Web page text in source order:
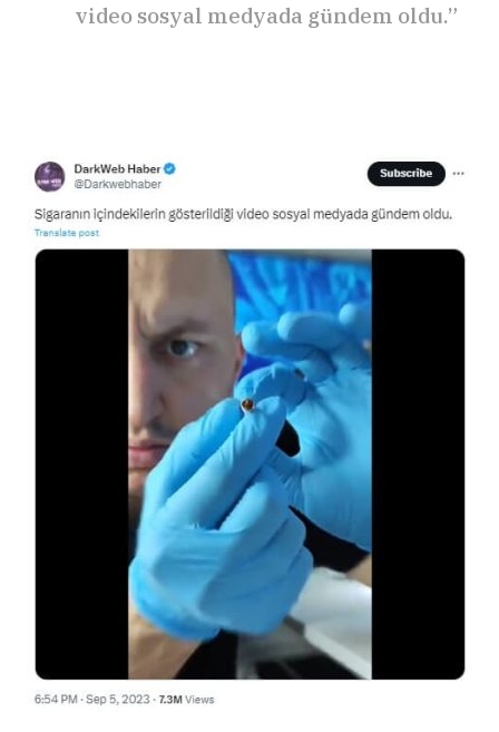
video sosyal medyada gündem oldu.”